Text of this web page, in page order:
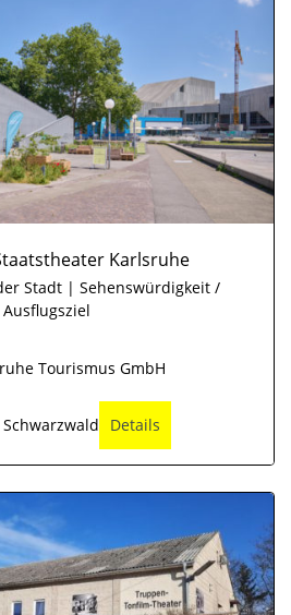
Karlsruhe
Stadt | Sehenswürdigkeit /
Ausflugsziel
Tourismus GmbH
Details